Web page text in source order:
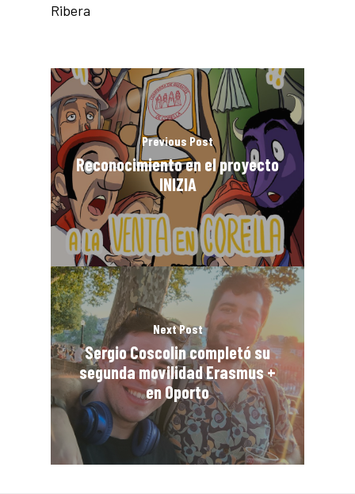
Ribera
Previous Post
Reconocimiento en el proyecto
INIZIA
Next Post
Sergio Coscolin completó su
segunda movilidad Erasmus +
en Oporto